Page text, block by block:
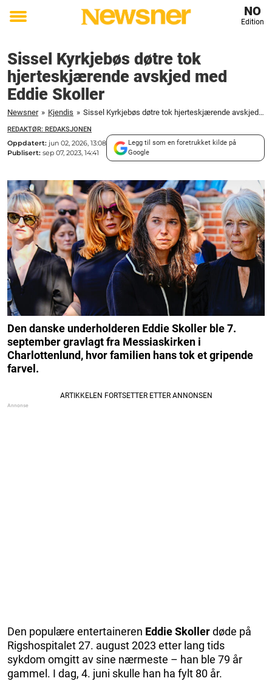
Toggle
NO
Edition
Sissel Kyrkjebøs døtre tok
hjerteskjærende avskjed med
Eddie Skoller
Newsner » Kjendis » Sissel Kyrkjebøs døtre tok hjerteskjærende avskjed med Eddie Skoller
REDAKTØR: REDAKSJONEN
Oppdatert: jun 02, 2026, 13:08
Publisert: sep 07, 2023, 14:41
Legg til som en foretrukket kilde på
Google
Den danske underholderen Eddie Skoller ble 7.
september gravlagt fra Messiaskirken i
Charlottenlund, hvor familien hans tok et gripende
farvel.
Den populære entertaineren Eddie Skollerdøde på
Rigshospitalet 27. august 2023 etter lang tids
sykdom omgitt av sine nærmeste – han ble 79 år
gammel. I dag, 4. juni skulle han ha fylt 80 år.